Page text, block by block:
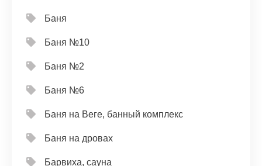
Баня
Баня №10
Баня №2
Баня №6
Баня на Веге, банный комплекс
Баня на дровах
Барвиха, сауна